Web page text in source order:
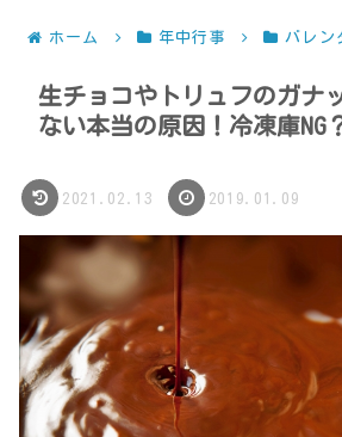
ホーム 年中行事 バレン
生チョコやトリュフのガナ
ない本当の原因！冷凍庫NG
2021.02.13 2019.01.09